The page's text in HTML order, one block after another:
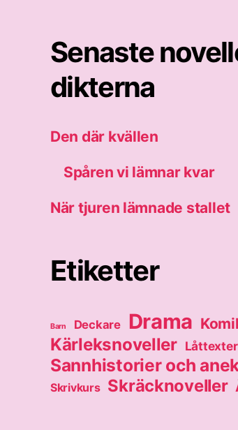
Senaste
dikterna
Den där kvällen
Spåren vi lämnar kvar
När tjuren lämnade stallet
Etiketter
Barn Deckare Drama
Kärleksnoveller Låttexter
Sannhistorier och
Skrivkurs Skräcknoveller